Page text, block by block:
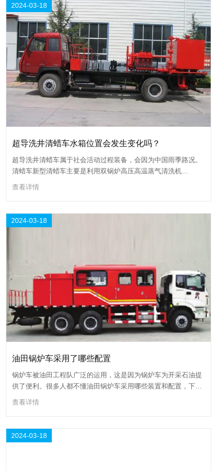
18
2024-03
超导洗井清蜡车属于社会活动过程装备，会因为中国雨季路况。清蜡车新
查看详情
18
2024-03
2024-03-18
超导洗井清蜡车水箱位置会发生变化吗？
超导洗井清蜡车属于社会活动过程装备，会因为中国雨季路况。
清蜡车新型清蜡车主要是利用双锅炉高压高温蒸气清洗机
(TW182)产生的高温高压蒸气清除油管和输油管中结蜡的作业。
查看详情
2024-03-18
油田锅炉车采用了哪些配置
锅炉车被油田工程队广泛的运用，这是因为锅炉车为开采石油提
供了便利。很多人都不懂油田锅炉车采用哪些装置和配置，下面
为了让大家对锅炉车有一个认识，荣丰石油机械为您讲述油田锅
查看详情
2024-03-18